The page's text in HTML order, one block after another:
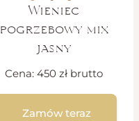
Wieniec
pogrzebowy mix
jasny
Cena: 450 zł brutto
Zamów teraz